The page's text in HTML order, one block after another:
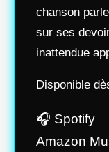
chanson
sur ses
inattendue
Disponible
🎧 Spotify
Amazon